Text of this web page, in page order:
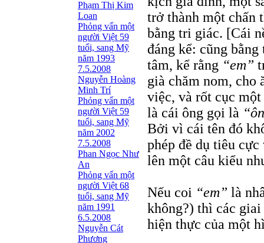
Phạm Thị Kim
Loan
Phỏng vấn một
người Việt 59
tuổi, sang Mỹ
năm 1993
7.5.2008
Nguyễn Hoàng
Minh Trí
Phỏng vấn một
người Việt 59
tuổi, sang Mỹ
năm 2002
7.5.2008
Phan Ngọc Như
An
Phỏng vấn một
người Việt 68
tuổi, sang Mỹ
năm 1991
6.5.2008
Nguyễn Cát
Phương
trở thành một chấn
bằng tri giác. [Cái
đáng kể: cũng
tâm, kể rằng “em”
già chăm nom, cho
việc, và rốt cục
là cái ông gọi là
Bởi vì cái tên đó
phép đề dụ tiêu
lên một câu kiểu
Nếu coi “em” là
không?) thì các
hiện thực của một